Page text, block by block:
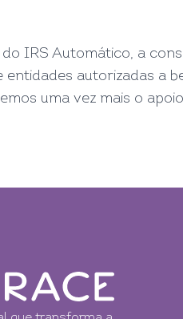
IRS Automático, a
entidades autorizadas a
uma vez mais o